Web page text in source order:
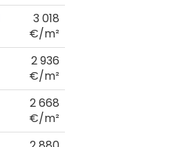
3 018
€/m²
2 936
€/m²
2 668
€/m²